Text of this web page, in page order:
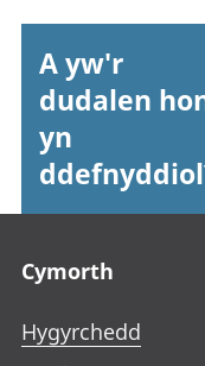
A yw'r
dudalen
yn
Cymorth
Hygyrchedd